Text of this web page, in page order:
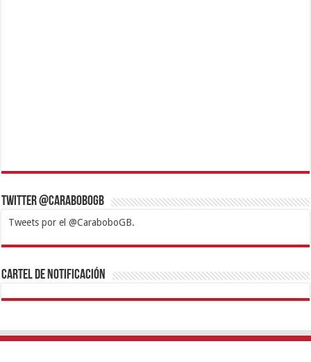
Twitter @CaraboboGB
Tweets por el @CaraboboGB.
1xbetBetturkeyBetistKralbetSupertotobetTipobetMatadorbetMariobet
https://mvbcasino.com/
Cartel de Notificación